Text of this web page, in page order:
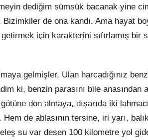
dediğim sümsük bacanak yine
de ona kandı. Ama hayat
getirmek için karakterini sıfırlamış bir
gelmişler. Ulan harcadığınız
ki, benzin parasını bile anasından
don almaya, dışarıda iki
de ablasının tersine, iri yarı,
su var desen 100 kilometre yol